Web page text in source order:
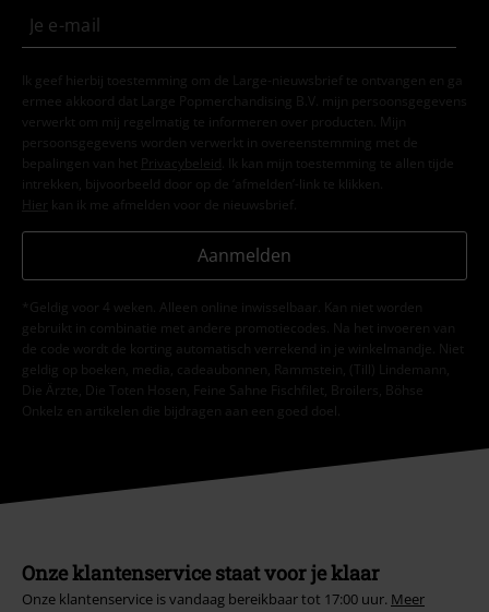
Ik geef hierbij toestemming om de Large-nieuwsbrief te ontvangen en ga
ermee akkoord dat Large Popmerchandising B.V. mijn persoonsgegevens
verwerkt om mij regelmatig te informeren over producten. Mijn
persoonsgegevens worden verwerkt in overeenstemming met de
bepalingen van het
Privacybeleid . Ik kan mijn toestemming te allen tijde
intrekken, bijvoorbeeld door op de ‘afmelden’-link te klikken.
Hier kan ik me afmelden voor de nieuwsbrief.
Aanmelden
*Geldig voor 4 weken. Alleen online inwisselbaar. Kan niet worden
gebruikt in combinatie met andere promotiecodes. Na het invoeren van
de code wordt de korting automatisch verrekend in je winkelmandje. Niet
geldig op boeken, media, cadeaubonnen, Rammstein, (Till) Lindemann,
Die Ärzte, Die Toten Hosen, Feine Sahne Fischfilet, Broilers, Böhse
Onkelz en artikelen die bijdragen aan een goed doel.
Onze klantenservice staat voor je klaar
Onze klantenservice is vandaag bereikbaar tot 17:00 uur. Meer